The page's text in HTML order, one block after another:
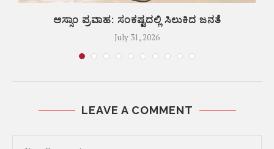
ಅಸ್ಸಾಂ ಪ್ರವಾಹ: ಸಂಕಷ್ಟದಲ್ಲಿ ಸಿಲುಕಿದ ಜನತೆ
July 31, 2026
LEAVE A COMMENT